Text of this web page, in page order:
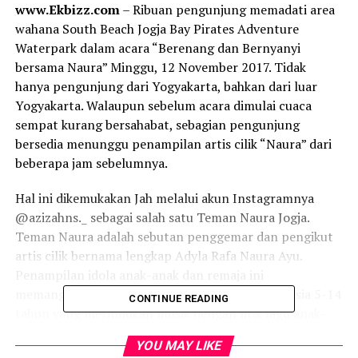
www.Ekbizz.com– Ribuan pengunjung memadati area
wahana South Beach Jogja Bay Pirates Adventure
Waterpark dalam acara “Berenang dan Bernyanyi
bersama Naura” Minggu, 12 November 2017. Tidak
hanya pengunjung dari Yogyakarta, bahkan dari luar
Yogyakarta. Walaupun sebelum acara dimulai cuaca
sempat kurang bersahabat, sebagian pengunjung
bersedia menunggu penampilan artis cilik “Naura” dari
beberapa jam sebelumnya.
Hal ini dikemukakan Jah melalui akun Instagramnya
@azizahns._ sebagai salah satu Teman Naura Jogja.
Teman Naura adalah sebutan penggemar dan pengikut
artis cilik bernama lengkap Adyla Rafa Naura Ayu.
memang sudah dinanti masyarakat Yogyakarta usia 5-14
tahun yang merindukan musik dengan lirik lagu anak-
CONTINUE READING
YOU MAY LIKE